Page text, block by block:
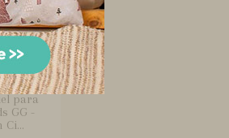
para
GG -
Ci...